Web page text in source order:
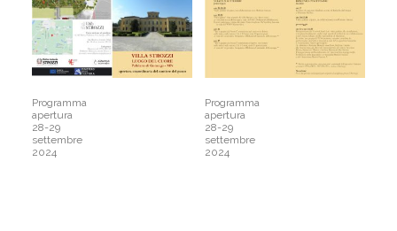
Programma
apertura
28-29
settembre
2024
Programma
apertura
28-29
settembre
2024